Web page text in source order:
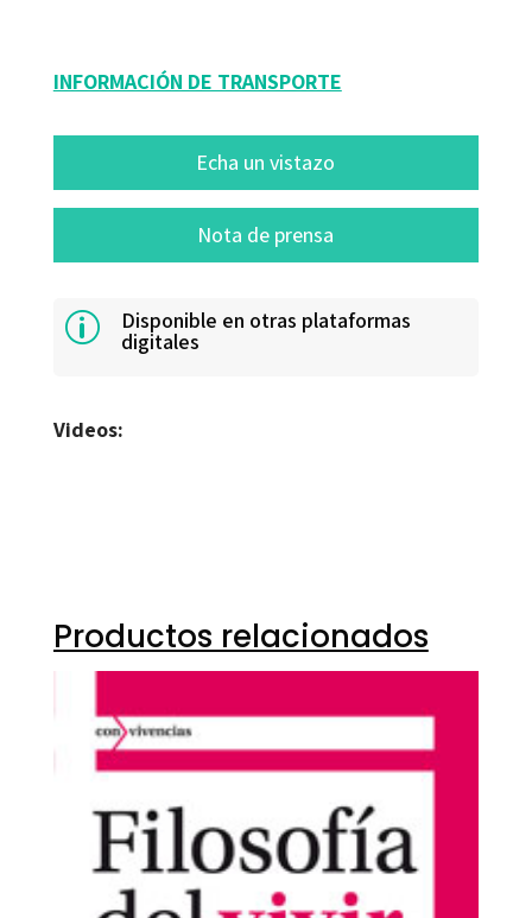
INFORMACIÓN DE TRANSPORTE
Echa un vistazo
Nota de prensa
p Disponible en otras plataformas
digitales
Videos:
Productos relacionados